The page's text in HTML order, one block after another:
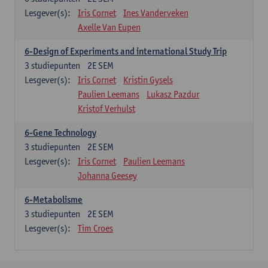
Lesgever(s):
Iris Cornet
Ines Vanderveken
Axelle Van Eupen
6-Design of Experiments and international Study Trip
2E SEM
3 studiepunten
Lesgever(s):
Iris Cornet
Kristin Gysels
Paulien Leemans
Lukasz Pazdur
Kristof Verhulst
6-Gene Technology
2E SEM
3 studiepunten
Lesgever(s):
Iris Cornet
Paulien Leemans
Johanna Geesey
6-Metabolisme
2E SEM
3 studiepunten
Lesgever(s):
Tim Croes